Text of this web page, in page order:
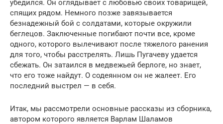
убедился. Он оглядывает с любовью своих товарищей,
спящих рядом. Немного позже завязывается
безнадежный бой с солдатами, которые окружили
беглецов. Заключенные погибают почти все, кроме
одного, которого вылечивают после тяжелого ранения
для того, чтобы расстрелять. Лишь Пугачеву удается
сбежать. Он затаился в медвежьей берлоге, но знает,
что его тоже найдут. О содеянном он не жалеет. Его
последний выстрел — в себя.
Итак, мы рассмотрели основные рассказы из сборника,
автором которого является Варлам Шаламов